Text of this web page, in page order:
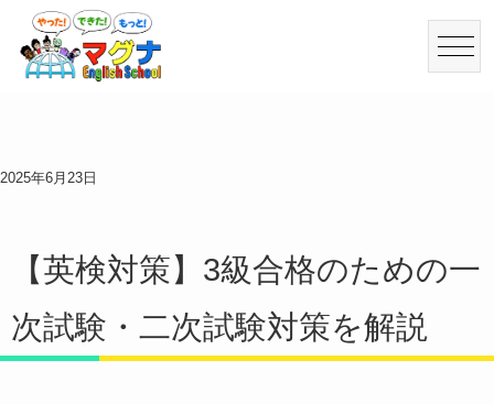
2025年6月23日
【英検対策】3級合格のための一
次試験・二次試験対策を解説